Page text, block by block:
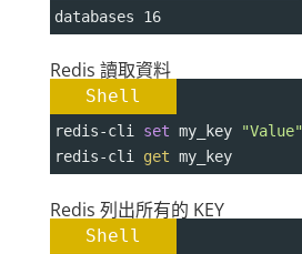
databases 16
Redis 讀取資料
Shell
redis-cli set my_key
"Value"
redis-cli get my_key
Redis 列出所有的 KEY
Shell